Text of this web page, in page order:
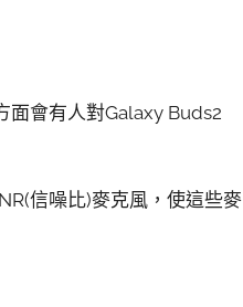
面會有人對Galaxy Buds2
信噪比)麥克風，使這些麥